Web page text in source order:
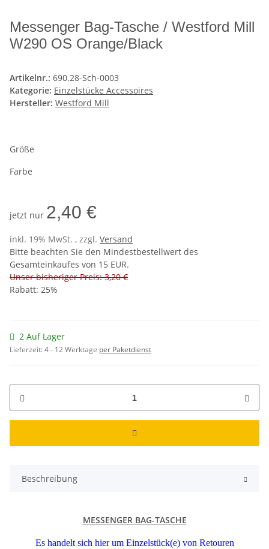
Messenger Bag-Tasche / Westford Mill
W290 OS Orange/Black
Artikelnr.: 690.28-Sch-0003
Kategorie: Einzelstücke Accessoires
Hersteller: Westford Mill
Größe
Farbe
jetzt nur 2,40 €
inkl. 19% MwSt. , zzgl. Versand
Bitte beachten Sie den Mindestbestellwert des
Gesamteinkaufes von 15 EUR.
Unser bisheriger Preis: 3,20 €
Rabatt: 25%
2 Auf Lager
Lieferzeit:4 - 12 Werktage per Paketdienst
Beschreibung
MESSENGER BAG-TASCHE
Es handelt sich hier um Einzelstück(e) von Retouren